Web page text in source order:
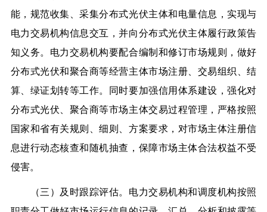
能，规范收集、采集分布式光伏主体和电量信息，实现与
电力交易机构信息交互，并向分布式光伏主体履行政策告
知义务。电力交易机构要配合编制和修订市场规则，做好
分布式光伏和聚合商等经营主体市场注册、交易组织、结
算、绿证划转等工作。同时要加强信用体系建设，强化对
分布式光伏、聚合商等市场主体交易过程管理，严格按照
国家和省有关规则、细则、方案要求，对市场主体注册信
息进行动态核查和随机抽查，保障市场主体合法权益不受
侵害。
（三）及时跟踪评估。电力交易机构和调度机构按照